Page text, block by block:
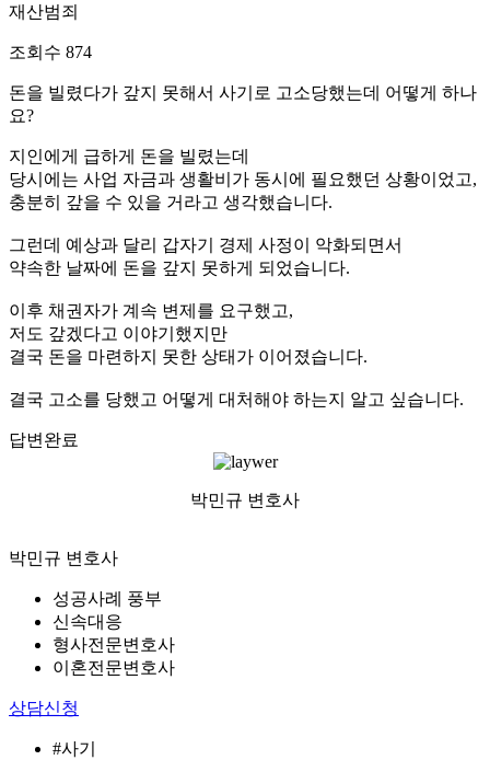
재산범죄
조회수 874
돈을 빌렸다가 갚지 못해서 사기로 고소당했는데 어떻게 하나
요?
지인에게 급하게 돈을 빌렸는데
당시에는 사업 자금과 생활비가 동시에 필요했던 상황이었고,
충분히 갚을 수 있을 거라고 생각했습니다.
그런데 예상과 달리 갑자기 경제 사정이 악화되면서
약속한 날짜에 돈을 갚지 못하게 되었습니다.
이후 채권자가 계속 변제를 요구했고,
저도 갚겠다고 이야기했지만
결국 돈을 마련하지 못한 상태가 이어졌습니다.
결국 고소를 당했고 어떻게 대처해야 하는지 알고 싶습니다.
답변완료
박민규 변호사
박민규 변호사
성공사례 풍부
신속대응
형사전문변호사
이혼전문변호사
상담신청
#사기